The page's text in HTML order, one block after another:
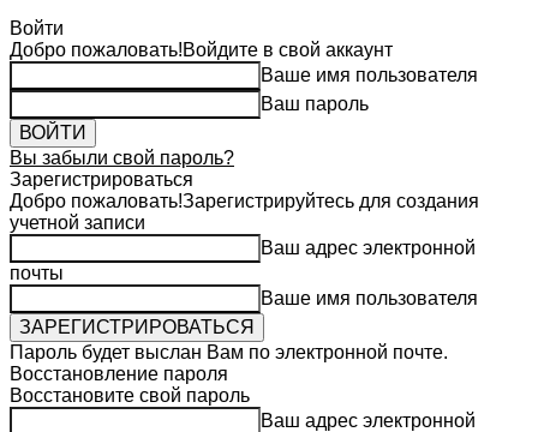
Войти
Добро пожаловать!Войдите в свой аккаунт
Ваше имя пользователя
Ваш пароль
Вы забыли свой пароль?
Зарегистрироваться
Добро пожаловать!Зарегистрируйтесь для создания
учетной записи
Ваш адрес электронной
почты
Ваше имя пользователя
Пароль будет выслан Вам по электронной почте.
Восстановление пароля
Восстановите свой пароль
Ваш адрес электронной